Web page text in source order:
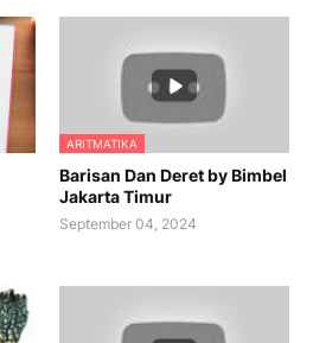
ARITMATIKA
Barisan Dan Deret by Bimbel
Jakarta Timur
September 04, 2024